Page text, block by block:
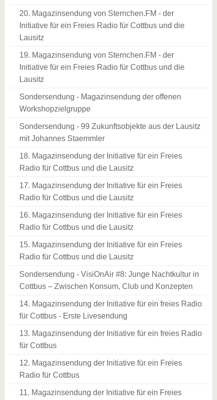
Studierende
Kontakt
Lernen
Sie uns
kennen
20. Magazinsendung von Sternchen.FM - der
Initiative für ein Freies Radio für Cottbus und die
Lausitz
19. Magazinsendung von Sternchen.FM - der
Initiative für ein Freies Radio für Cottbus und die
Lausitz
Sondersendung - Magazinsendung der offenen
Workshopzielgruppe
Sondersendung - 99 Zukunftsobjekte aus der Lausitz
mit Johannes Staemmler
18. Magazinsendung der Initiative für ein Freies
Radio für Cottbus und die Lausitz
17. Magazinsendung der Initiative für ein Freies
Radio für Cottbus und die Lausitz
16. Magazinsendung der Initiative für ein Freies
Radio für Cottbus und die Lausitz
15. Magazinsendung der Initiative für ein Freies
Radio für Cottbus und die Lausitz
Sondersendung - VisiOnAir #8: Junge Nachtkultur in
Cottbus – Zwischen Konsum, Club und Konzepten
14. Magazinsendung der Initiative für ein freies Radio
für Cottbus - Erste Livesendung
13. Magazinsendung der Initiative für ein freies Radio
für Cottbus
12. Magazinsendung der Initiative für ein Freies
Radio für Cottbus
11. Magazinsendung der Initiative für ein Freies